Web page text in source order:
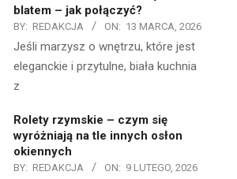
blatem – jak połączyć?
BY: REDAKCJA ON: 13 MARCA, 2026
Jeśli marzysz o wnętrzu, które jest
eleganckie i przytulne, biała kuchnia
z
Rolety rzymskie – czym się
wyróżniają na tle innych osłon
okiennych
BY: REDAKCJA ON: 9 LUTEGO, 2026